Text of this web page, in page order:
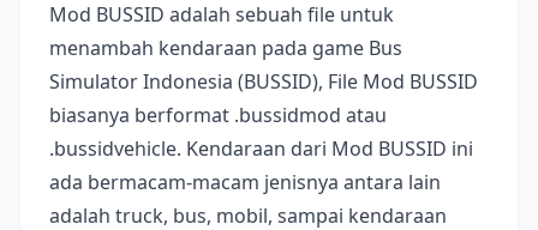
Mod BUSSID adalah sebuah file untuk
menambah kendaraan pada game Bus
Simulator Indonesia (BUSSID), File Mod BUSSID
biasanya berformat .bussidmod atau
.bussidvehicle. Kendaraan dari Mod BUSSID ini
ada bermacam-macam jenisnya antara lain
adalah truck, bus, mobil, sampai kendaraan